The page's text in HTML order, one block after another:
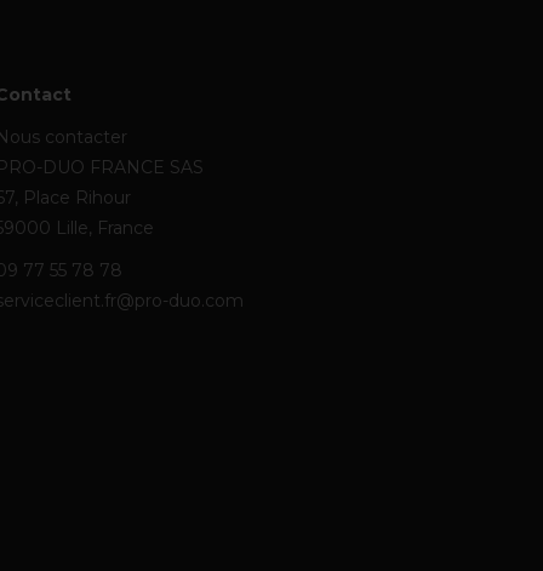
contacter
DUO FRANCE SAS
Place Rihour
Lille, France
77 55 78 78
duo.com